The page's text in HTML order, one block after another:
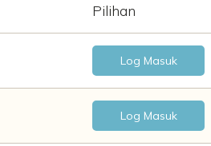
Pilihan
Log Masuk
Log Masuk